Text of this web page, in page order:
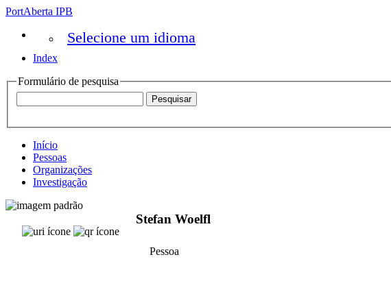
PortAberta IPB
Selecione um idioma
Index
Formulário de pesquisa
Início
Pessoas
Organizações
Investigação
Stefan Woelfl
Pessoa